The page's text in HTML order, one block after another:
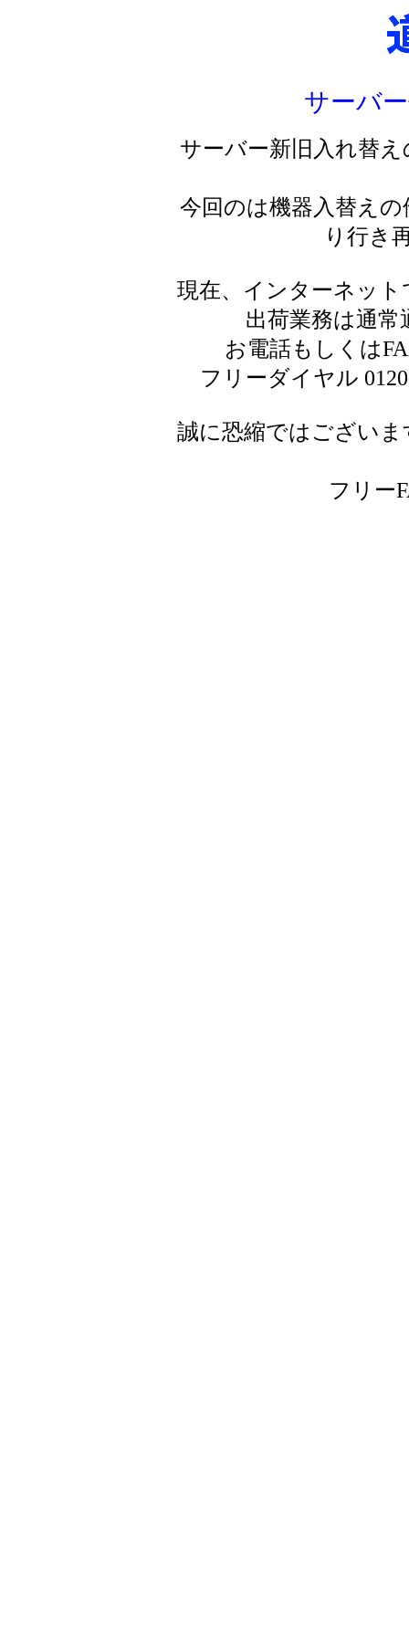
サーバ
サーバー新旧入れ替
今回のは機器入替え
り行き
現在、インターネッ
出荷業務は通
お電話もしくは
フリーダイヤル
誠に恐縮ではござい
フリー